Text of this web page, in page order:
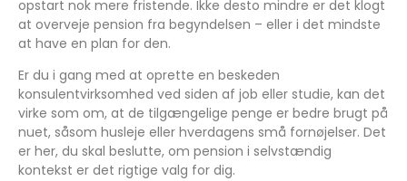
opstart nok mere fristende. Ikke desto mindre er det klogt
at overveje pension fra begyndelsen – eller i det mindste
at have en plan for den.
Er du i gang med at oprette en beskeden
konsulentvirksomhed ved siden af job eller studie, kan det
virke som om, at de tilgængelige penge er bedre brugt på
nuet, såsom husleje eller hverdagens små fornøjelser. Det
er her, du skal beslutte, om pension i selvstændig
kontekst er det rigtige valg for dig.